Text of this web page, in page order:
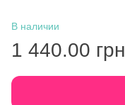
В наличии
1 440.00 грн